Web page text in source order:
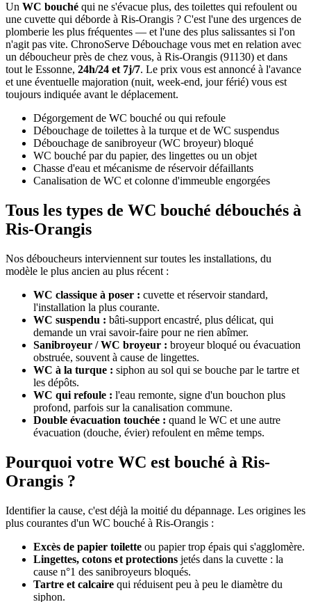
Un WC bouché qui ne s'évacue plus, des toilettes qui refoulent ou
une cuvette qui déborde à Ris-Orangis ? C'est l'une des urgences de
plomberie les plus fréquentes — et l'une des plus salissantes si l'on
n'agit pas vite. ChronoServe Débouchage vous met en relation avec
un déboucheur près de chez vous, à Ris-Orangis (91130) et dans
tout le Essonne, 24h/24 et 7j/7. Le prix vous est annoncé à l'avance
et une éventuelle majoration (nuit, week-end, jour férié) vous est
toujours indiquée avant le déplacement.
Dégorgement de WC bouché ou qui refoule
Débouchage de toilettes à la turque et de WC suspendus
Débouchage de sanibroyeur (WC broyeur) bloqué
WC bouché par du papier, des lingettes ou un objet
Chasse d'eau et mécanisme de réservoir défaillants
Canalisation de WC et colonne d'immeuble engorgées
Tous les types de WC bouché débouchés à
Ris-Orangis
Nos déboucheurs interviennent sur toutes les installations, du
modèle le plus ancien au plus récent :
WC classique à poser : cuvette et réservoir standard,
l'installation la plus courante.
WC suspendu : bâti-support encastré, plus délicat, qui
demande un vrai savoir-faire pour ne rien abîmer.
Sanibroyeur / WC broyeur : broyeur bloqué ou évacuation
obstruée, souvent à cause de lingettes.
WC à la turque : siphon au sol qui se bouche par le tartre et
les dépôts.
WC qui refoule : l'eau remonte, signe d'un bouchon plus
profond, parfois sur la canalisation commune.
Double évacuation touchée : quand le WC et une autre
évacuation (douche, évier) refoulent en même temps.
Pourquoi votre WC est bouché à Ris-
Orangis ?
Identifier la cause, c'est déjà la moitié du dépannage. Les origines les
plus courantes d'un WC bouché à Ris-Orangis :
Excès de papier toilette ou papier trop épais qui s'agglomère.
Lingettes, cotons et protections jetés dans la cuvette : la
cause n°1 des sanibroyeurs bloqués.
Tartre et calcaire qui réduisent peu à peu le diamètre du
siphon.